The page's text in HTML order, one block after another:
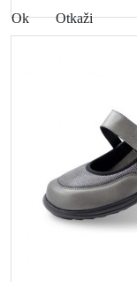
Ok Otkaži